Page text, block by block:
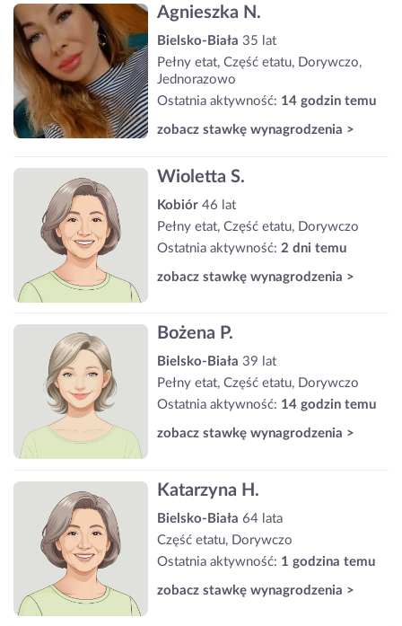
Agnieszka N.
Bielsko-Biała 35 lat
Pełny etat, Część etatu, Dorywczo,
Jednorazowo
Ostatnia aktywność: 14 godzin temu
zobacz stawkę wynagrodzenia >
Wioletta S.
Kobiór 46 lat
Pełny etat, Część etatu, Dorywczo
Ostatnia aktywność: 2 dni temu
zobacz stawkę wynagrodzenia >
Bożena P.
Bielsko-Biała 39 lat
Pełny etat, Część etatu, Dorywczo
Ostatnia aktywność: 14 godzin temu
zobacz stawkę wynagrodzenia >
Katarzyna H.
Bielsko-Biała 64 lata
Część etatu, Dorywczo
Ostatnia aktywność: 1 godzina temu
zobacz stawkę wynagrodzenia >